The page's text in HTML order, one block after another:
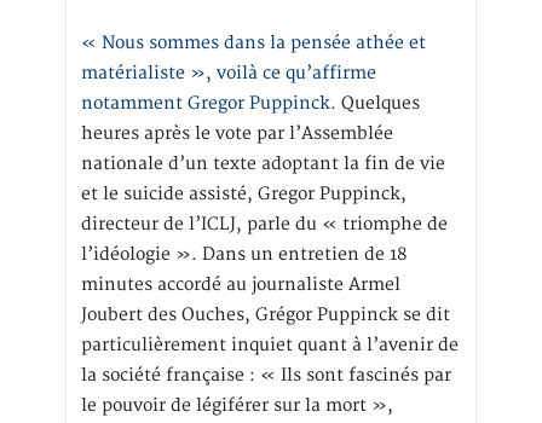
« Nous sommes dans la pensée athée et
matérialiste », voilà ce qu’affirme
notamment Gregor Puppinck. Quelques
heures après le vote par l’Assemblée
nationale d’un texte adoptant la fin de vie
et le suicide assisté, Gregor Puppinck,
directeur de l’ICLJ, parle du « triomphe de
l’idéologie ». Dans un entretien de 18
minutes accordé au journaliste Armel
Joubert des Ouches, Grégor Puppinck se dit
particulièrement inquiet quant à l’avenir de
la société française : « Ils sont fascinés par
le pouvoir de légiférer sur la mort »,